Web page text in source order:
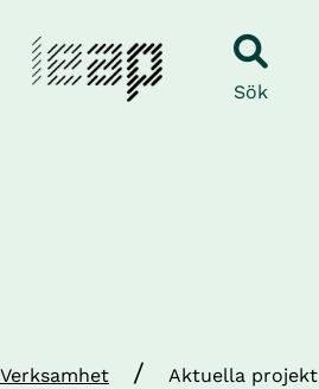
Sök
Verksamhet / Aktuella projekt